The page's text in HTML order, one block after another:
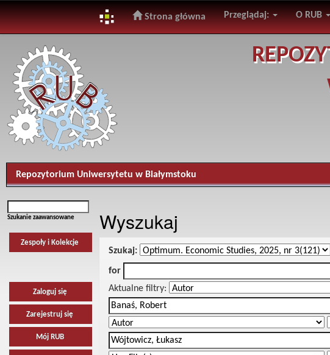
navigation
Strona główna Przeglądaj: O RUB
Repozytorium Uniwersytetu w Białymstoku
Szukanie zaawansowane
Zespoły i Kolekcje
Zaloguj się
Zarejestruj się
Mój RUB
Wyszukaj
Szukaj:
for
Aktualne filtry: